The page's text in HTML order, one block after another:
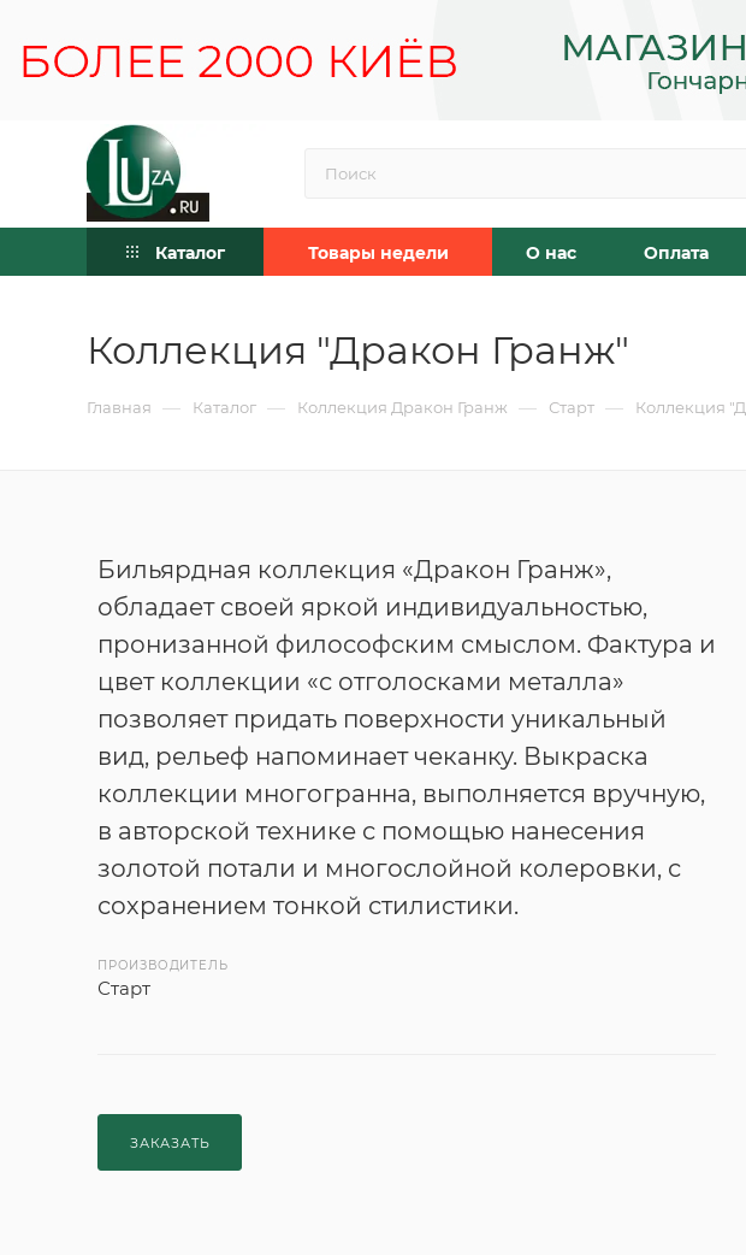
Каталог Товары недели О нас Оплата
Коллекция "Дракон Гранж"
Главная — Каталог — Коллекция Дракон Гранж — Старт — Коллекция
Бильярдная коллекция «Дракон Гранж»,
обладает своей яркой индивидуальностью,
пронизанной философским смыслом. Фактура и
цвет коллекции «с отголосками металла»
позволяет придать поверхности уникальный
вид, рельеф напоминает чеканку. Выкраска
коллекции многогранна, выполняется вручную,
в авторской технике с помощью нанесения
золотой потали и многослойной колеровки, с
сохранением тонкой стилистики.
ПРОИЗВОДИТЕЛЬ
Старт
ЗАКАЗАТЬ